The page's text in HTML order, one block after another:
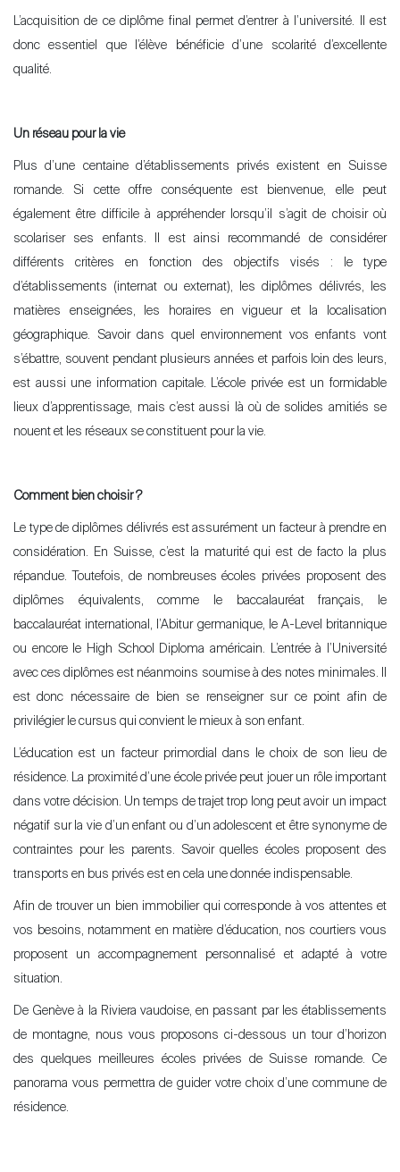
L’acquisition de ce diplôme final permet d’entrer à l’université. Il est
donc essentiel que l’élève bénéficie d’une scolarité d’excellente
qualité.
Un réseau pour la vie
Plus d’une centaine d’établissements privés existent en Suisse
romande. Si cette offre conséquente est bienvenue, elle peut
également être difficile à appréhender lorsqu’il s’agit de choisir où
scolariser ses enfants. Il est ainsi recommandé de considérer
différents critères en fonction des objectifs visés : le type
d’établissements (internat ou externat), les diplômes délivrés, les
matières enseignées, les horaires en vigueur et la localisation
géographique. Savoir dans quel environnement vos enfants vont
s’ébattre, souvent pendant plusieurs années et parfois loin des leurs,
est aussi une information capitale. L’école privée est un formidable
lieux d’apprentissage, mais c’est aussi là où de solides amitiés se
nouent et les réseaux se constituent pour la vie.
Comment bien choisir ?
Le type de diplômes délivrés est assurément un facteur à prendre en
considération. En Suisse, c’est la maturité qui est de facto la plus
répandue. Toutefois, de nombreuses écoles privées proposent des
diplômes équivalents, comme le baccalauréat français, le
baccalauréat international, l’Abitur germanique, le A-Level britannique
ou encore le High School Diploma américain. L’entrée à l’Université
avec ces diplômes est néanmoins soumise à des notes minimales. Il
est donc nécessaire de bien se renseigner sur ce point afin de
privilégier le cursus qui convient le mieux à son enfant.
L’éducation est un facteur primordial dans le choix de son lieu de
résidence. La proximité d’une école privée peut jouer un rôle important
dans votre décision. Un temps de trajet trop long peut avoir un impact
négatif sur la vie d’un enfant ou d’un adolescent et être synonyme de
contraintes pour les parents. Savoir quelles écoles proposent des
transports en bus privés est en cela une donnée indispensable.
Afin de trouver un bien immobilier qui corresponde à vos attentes et
vos besoins, notamment en matière d’éducation, nos courtiers vous
proposent un accompagnement personnalisé et adapté à votre
situation.
De Genève à la Riviera vaudoise, en passant par les établissements
de montagne, nous vous proposons ci-dessous un tour d’horizon
des quelques meilleures écoles privées de Suisse romande. Ce
panorama vous permettra de guider votre choix d’une commune de
résidence.